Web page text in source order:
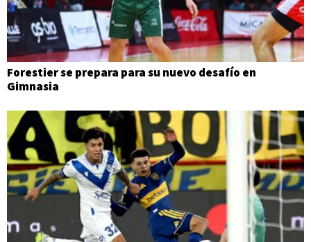
Forestier se prepara para su nuevo desafío en
Gimnasia